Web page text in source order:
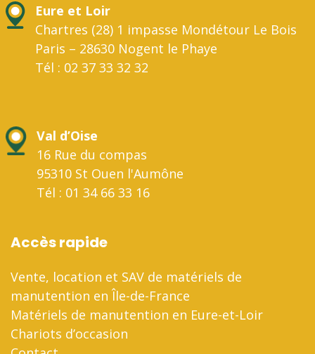
Eure et Loir
Chartres (28) 1 impasse Mondétour Le Bois
Paris – 28630 Nogent le Phaye
Tél : 02 37 33 32 32
Val d’Oise
16 Rue du compas
95310 St Ouen l'Aumône
Tél : 01 34 66 33 16
Accès rapide
Vente, location et SAV de matériels de
manutention en Île-de-France
Matériels de manutention en Eure-et-Loir
Chariots d’occasion